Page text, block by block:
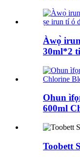
Àwọ̀
30ml*2
Ohun
600ml
Toobett